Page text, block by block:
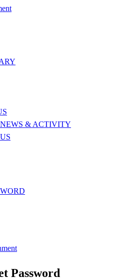
NEWS & ACTIVITY
Password